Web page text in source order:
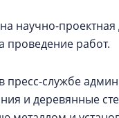
научно-
проведение работ.
пресс-службе
и деревянные